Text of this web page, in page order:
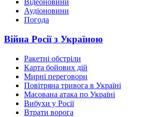
Відеоновини
Аудіоновини
Погода
Війна Росії з Україною
Ракетні обстріли
Карта бойових дій
Мирні переговори
Повітряна тривога в Україні
Масована атака по Україні
Вибухи у Росії
Втрати ворога